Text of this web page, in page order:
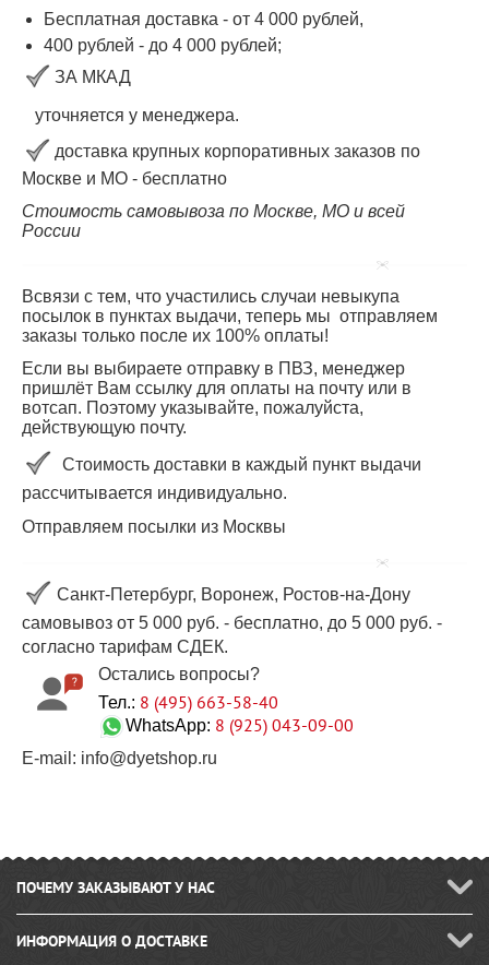
Бесплатная доставка - от 4 000 рублей,
400 рублей - до 4 000 рублей;
ЗА МКАД
уточняется у менеджера.
доставка крупных корпоративных заказов по
Москве и МО - бесплатно
Стоимость самовывоза по Москве, МО и всей
России
Всвязи с тем, что участились случаи невыкупа
посылок в пунктах выдачи, теперь мы отправляем
заказы только после их 100% оплаты!
Если вы выбираете отправку в ПВЗ, менеджер
пришлёт Вам ссылку для оплаты на почту или в
вотсап. Поэтому указывайте, пожалуйста,
действующую почту.
Стоимость доставки в каждый пункт выдачи
рассчитывается индивидуально.
Отправляем посылки из Москвы
Санкт-Петербург, Воронеж, Ростов-на-Дону
самовывоз от 5 000 руб. - бесплатно, до 5 000 руб. -
согласно тарифам СДЕК.
Остались вопросы?
Тел.: 8 (495) 663-58-40
WhatsApp: 8 (925) 043-09-00
E-mail: info@dyetshop.ru
ПОЧЕМУ ЗАКАЗЫВАЮТ У НАС
ИНФОРМАЦИЯ О ДОСТАВКЕ